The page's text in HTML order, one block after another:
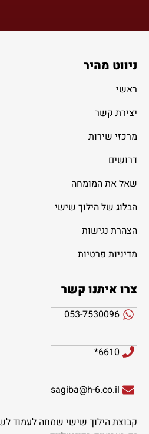
ניווט מהיר
ראשי
יצירת קשר
מרכזי שירות
דרושים
שאל את המומחה
הבלוג של הילוך שישי
הצהרת נגישות
מדיניות פרטיות
צרו איתנו קשר
053-7530096
6610*
sagiba@h-6.co.il
קבוצת הילוך שישי שמחה לעמוד